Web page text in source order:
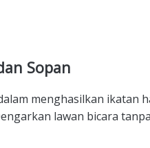
Sopan
menghasilkan ikatan
lawan bicara